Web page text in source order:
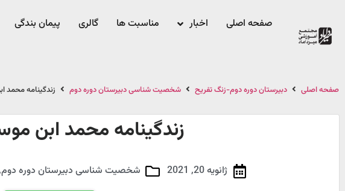
صفحه اصلی اخبار مناسبت ها گالری پیمان بندگی
صفحه اصلی دبیرستان دوره دوم-زنگ تفریح شخصیت شناسی دبیرستان دوره دوم زندگینامه محمد
زندگینامه محمد ابن
ژانویه 20, 2021 شخصیت شناسی دبیرستان دوره دوم